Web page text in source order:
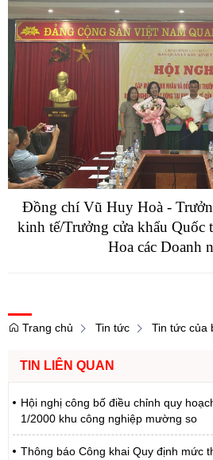
Đồng chí Vũ Huy Hoà -
kinh tế/Trưởng cửa khẩu Quốc
Hoa các Doanh
Trang chủ Tin tức Tin tức của
TIN LIÊN QUAN
Hội nghị công bố điều chỉnh quy
1/2000 khu công nghiệp mường so
Thông báo Công khai Quy định mức